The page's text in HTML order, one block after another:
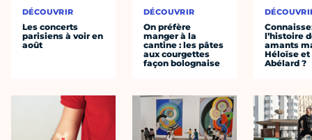
DÉCOUVRIR
Les concerts
parisiens à voir en
août
DÉCOUVRIR
On préfère
manger à la
cantine : les pâtes
aux courgettes
façon bolognaise
l’histoire
amants
Héloïse et
Abélard ?